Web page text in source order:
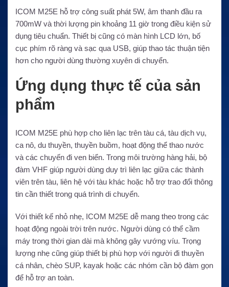
ICOM M25E hỗ trợ công suất phát 5W, âm thanh đầu ra
700mW và thời lượng pin khoảng 11 giờ trong điều kiện sử
dụng tiêu chuẩn. Thiết bị cũng có màn hình LCD lớn, bố
cục phím rõ ràng và sạc qua USB, giúp thao tác thuận tiện
hơn cho người dùng thường xuyên di chuyển.
Ứng dụng thực tế của sản
phẩm
ICOM M25E phù hợp cho liên lạc trên tàu cá, tàu dịch vụ,
ca nô, du thuyền, thuyền buồm, hoạt động thể thao nước
và các chuyến đi ven biển. Trong môi trường hàng hải, bộ
đàm VHF giúp người dùng duy trì liên lạc giữa các thành
viên trên tàu, liên hệ với tàu khác hoặc hỗ trợ trao đổi thông
tin cần thiết trong quá trình di chuyển.
Với thiết kế nhỏ nhẹ, ICOM M25E dễ mang theo trong các
hoạt động ngoài trời trên nước. Người dùng có thể cầm
máy trong thời gian dài mà không gây vướng víu. Trọng
lượng nhẹ cũng giúp thiết bị phù hợp với người đi thuyền
cá nhân, chèo SUP, kayak hoặc các nhóm cần bộ đàm gọn
để hỗ trợ an toàn.